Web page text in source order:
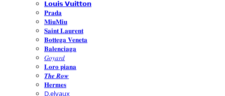
𝗟𝗼𝘂𝗶𝘀 𝗩𝘂𝗶𝘁𝘁𝗼𝗻
𝐏𝐫𝐚𝐝𝐚
𝐌𝐢𝐮𝐌𝐢𝐮
𝐒𝐚𝐢𝐧𝐭 𝐋𝐚𝐮𝐫𝐞𝐧𝐭
𝐁𝐨𝐭𝐭𝐞𝐠𝐚 𝐕𝐞𝐧𝐞𝐭𝐚
𝐁𝐚𝐥𝐞𝐧𝐜𝐢𝐚𝐠𝐚
𝐺𝑜𝑦𝑎𝑟𝑑
𝐋𝐨𝐫𝐨 𝐩𝐢𝐚𝐧𝐚
𝑻𝒉𝒆 𝑹𝒐𝒘
𝐇𝐞𝐫𝐦𝐞𝐬
D.elvaux